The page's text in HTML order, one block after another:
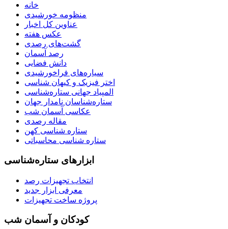
خانه
منظومه خورشیدی
عناوین کل اخبار
عکس هفته
گشت‌های رصدی
رصد آسمان
دانش فضایی
سیاره‌های فراخورشیدی
اختر فیزیک و کیهان شناسی
المپیاد جهانی ستاره‌شناسی
ستاره‌شناسان نامدار جهان
عکاسی آسمان شب
مقاله رصدی
ستاره شناسی کهن
ستاره شناسی محاسباتی
ابزارهای ستاره‌شناسی
انتخاب تجهیزات رصد
معرفی ابزار جدید
پروژه ساخت تجهیزات
کودکان و آسمان شب